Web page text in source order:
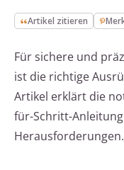
Artikel zitieren
Für sichere und
ist die richtige
Artikel erklärt die
für-Schritt-
Herausforderungen.